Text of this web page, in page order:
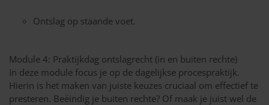
Ontslag op staande voet.
Module 4: Praktijkdag ontslagrecht (in en buiten rechte)
In deze module focus je op de dagelijkse procespraktijk.
Hierin is het maken van juiste keuzes cruciaal om effectief te
presteren. Beëindig je buiten rechte? Of maak je juist wel de